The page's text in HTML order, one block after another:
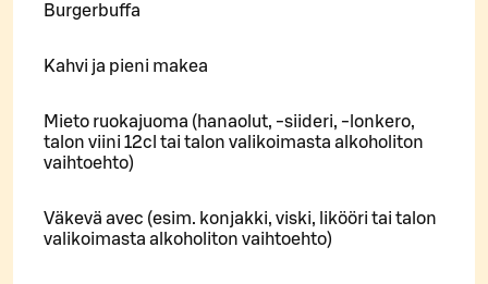
Burgerbuffa
Kahvi ja pieni makea
Mieto ruokajuoma (hanaolut, -siideri, -lonkero,
talon viini 12cl tai talon valikoimasta alkoholiton
vaihtoehto)
Väkevä avec (esim. konjakki, viski, likööri tai talon
valikoimasta alkoholiton vaihtoehto)